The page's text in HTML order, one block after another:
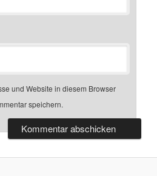
und Website in diesem Browser
speichern.